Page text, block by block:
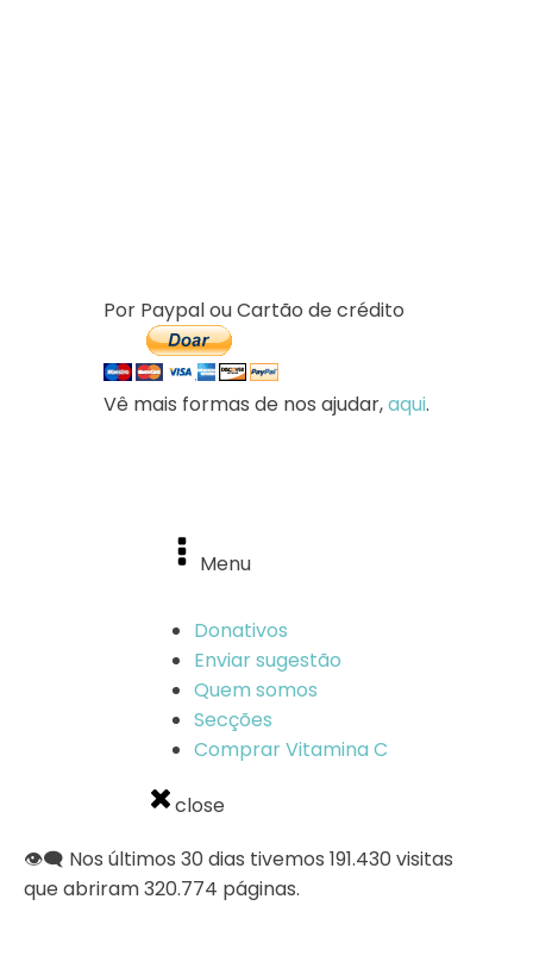
Por Paypal ou Cartão de crédito
Vê mais formas de nos ajudar,aqui.
Menu
Donativos
Enviar sugestão
Quem somos
Secções
Comprar Vitamina C
close
👁️‍🗨️ Nos últimos 30 dias tivemos 191.430 visitas
que abriram 320.774 páginas.